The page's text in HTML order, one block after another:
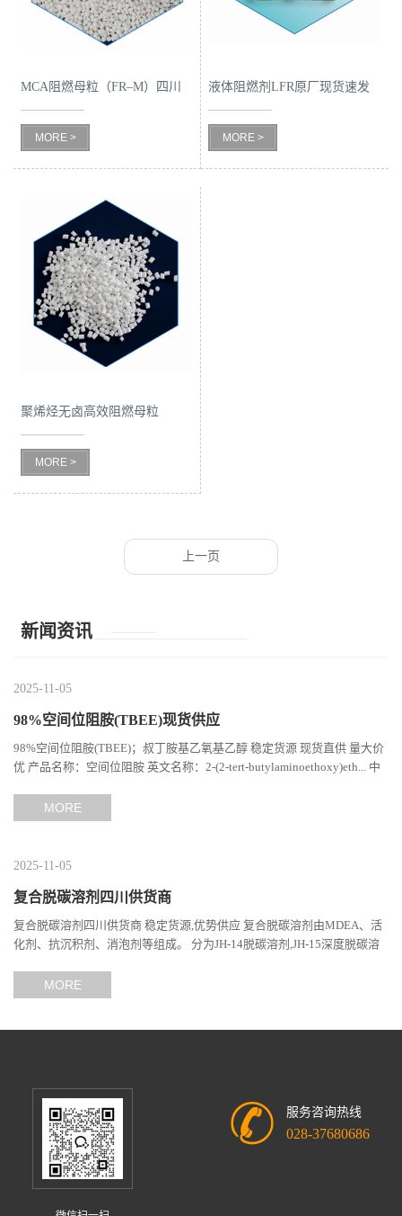
荣
誉
联
式
MCA阻燃母粒（FR–M）四川
供货商
MORE >
液体阻燃剂LFR原厂现货速发
MORE >
聚烯烃无卤高效阻燃母粒
MORE >
上一页
新闻资讯
2025-11-05
98%空间位阻胺(TBEE)现货供应
98%空间位阻胺(TBEE)；叔丁胺基乙氧基乙醇 稳定货源 现货直供 量大价
优 产品名称：空间位阻胺 英文名称：2-(2-tert-butylaminoethoxy)eth... 中
MORE
2025-11-05
复合脱碳溶剂四川供货商
复合脱碳溶剂四川供货商 稳定货源,优势供应 复合脱碳溶剂由MDEA、活
化剂、抗沉积剂、消泡剂等组成。 分为JH-14脱碳溶剂,JH-15深度脱碳溶
MORE
服务咨询热线
028-37680686